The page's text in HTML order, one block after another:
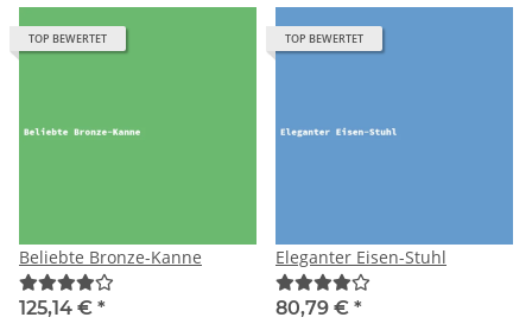
TOP BEWERTET
Beliebte Bronze-Kanne
125,14 € *
TOP BEWERTET
Eleganter Eisen-Stuhl
80,79 € *